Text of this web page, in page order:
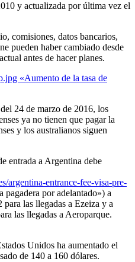
y actualizada por última vez el
comisiones, datos bancarios,
pueden haber cambiado desde
antes de hacer planes.
«Aumento de la tasa de
24 de marzo de 2016, los
ya no tienen que pagar la
y los australianos siguen
entrada a Argentina debe
argentina-entrance-fee-visa-pre-
pagadera por adelantado») a
las llegadas a Ezeiza y a
las llegadas a Aeroparque.
Unidos ha aumentado el
de 140 a 160 dólares.